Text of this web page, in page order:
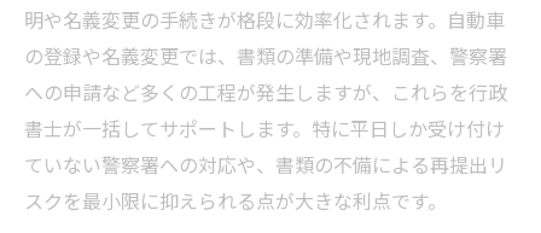
明や名義変更の手続きが格段に効率化されます。自動車
の登録や名義変更では、書類の準備や現地調査、警察署
への申請など多くの工程が発生しますが、これらを行政
書士が一括してサポートします。特に平日しか受け付け
ていない警察署への対応や、書類の不備による再提出リ
スクを最小限に抑えられる点が大きな利点です。